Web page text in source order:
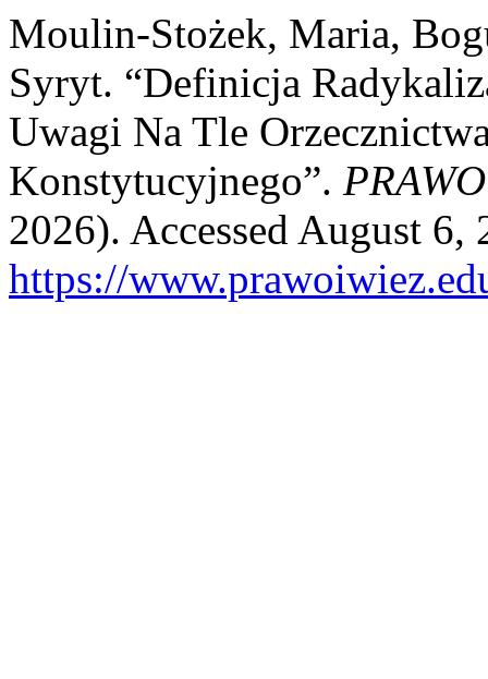
Moulin-Stożek, Maria,
Syryt. “Definicja
Uwagi Na Tle
Konstytucyjnego”.
2026). Accessed August 6,
https://